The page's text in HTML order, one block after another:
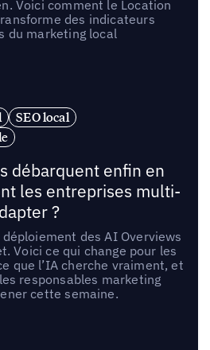
Voici comment le Location
des indicateurs
du marketing local
SEO local
débarquent enfin en
les entreprises multi-
?
des AI Overviews
Voici ce qui change pour les
que l’IA cherche vraiment, et
responsables marketing
cette semaine.